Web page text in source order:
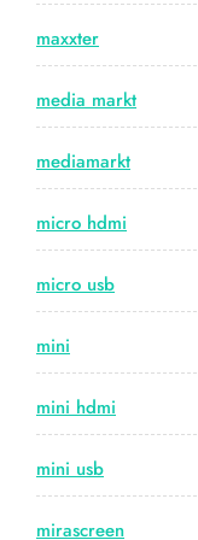
maxxter
media markt
mediamarkt
micro hdmi
micro usb
mini
mini hdmi
mini usb
mirascreen